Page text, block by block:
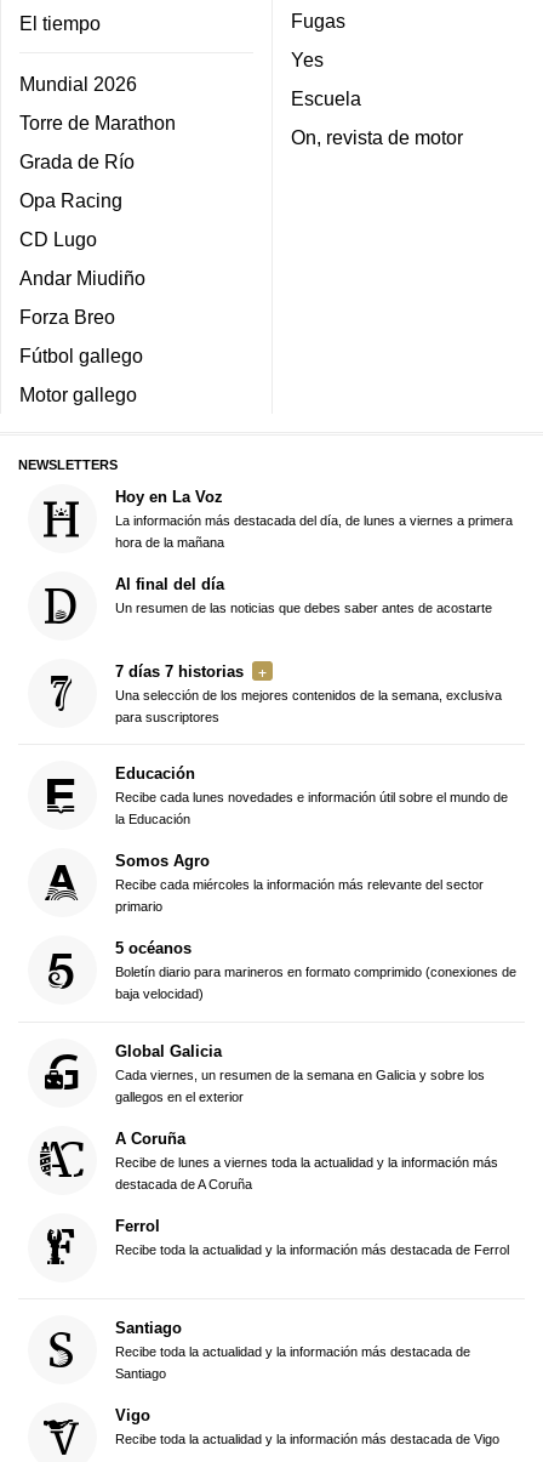
El tiempo
Mundial 2026
Torre de Marathon
Grada de Río
Opa Racing
CD Lugo
Andar Miudiño
Forza Breo
Fútbol gallego
Motor gallego
Fugas
Yes
Escuela
On, revista de motor
NEWSLETTERS
Hoy en La Voz
La información más destacada del día, de lunes a viernes a primera
hora de la mañana
Al final del día
Un resumen de las noticias que debes saber antes de acostarte
7 días 7 historias
Una selección de los mejores contenidos de la semana, exclusiva
para suscriptores
Educación
Recibe cada lunes novedades e información útil sobre el mundo de
la Educación
Somos Agro
Recibe cada miércoles la información más relevante del sector
primario
5 océanos
Boletín diario para marineros en formato comprimido (conexiones de
baja velocidad)
Global Galicia
Cada viernes, un resumen de la semana en Galicia y sobre los
gallegos en el exterior
A Coruña
Recibe de lunes a viernes toda la actualidad y la información más
destacada de A Coruña
Ferrol
Recibe toda la actualidad y la información más destacada de Ferrol
Santiago
Recibe toda la actualidad y la información más destacada de
Santiago
Vigo
Recibe toda la actualidad y la información más destacada de Vigo